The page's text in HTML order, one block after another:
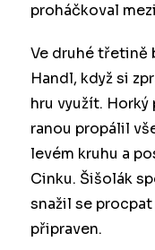
proháčkoval
Ve druhé třetině
Handl, když si
hru využít.
ranou propálil
levém kruhu a
Cinku. Šišolák
snažil se procpat
připraven.